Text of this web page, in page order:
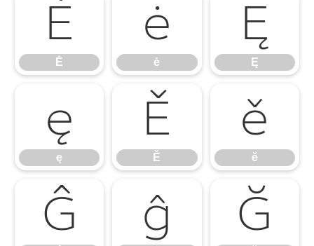
Ė
Ė
ė
ė
Ę
Ę
ę
ę
Ě
Ě
ě
ě
Ĝ ĝ Ğ